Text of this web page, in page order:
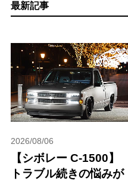
最新記事
2026/08/06
【シボレー C-1500】
トラブル続きの悩みが